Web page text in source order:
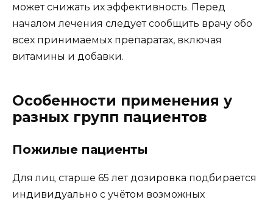
может снижать их эффективность. Перед
началом лечения следует сообщить врачу обо
всех принимаемых препаратах, включая
витамины и добавки.
Особенности применения у
разных групп пациентов
Пожилые пациенты
Для лиц старше 65 лет дозировка подбирается
индивидуально с учётом возможных